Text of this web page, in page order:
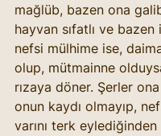
mağlüb, bazen ona
hayvan sıfatlı ve bazen
nefsi mülhime ise,
olup, mütmainne
rızaya döner. Şerler
onun kaydı olmayıp,
varını terk